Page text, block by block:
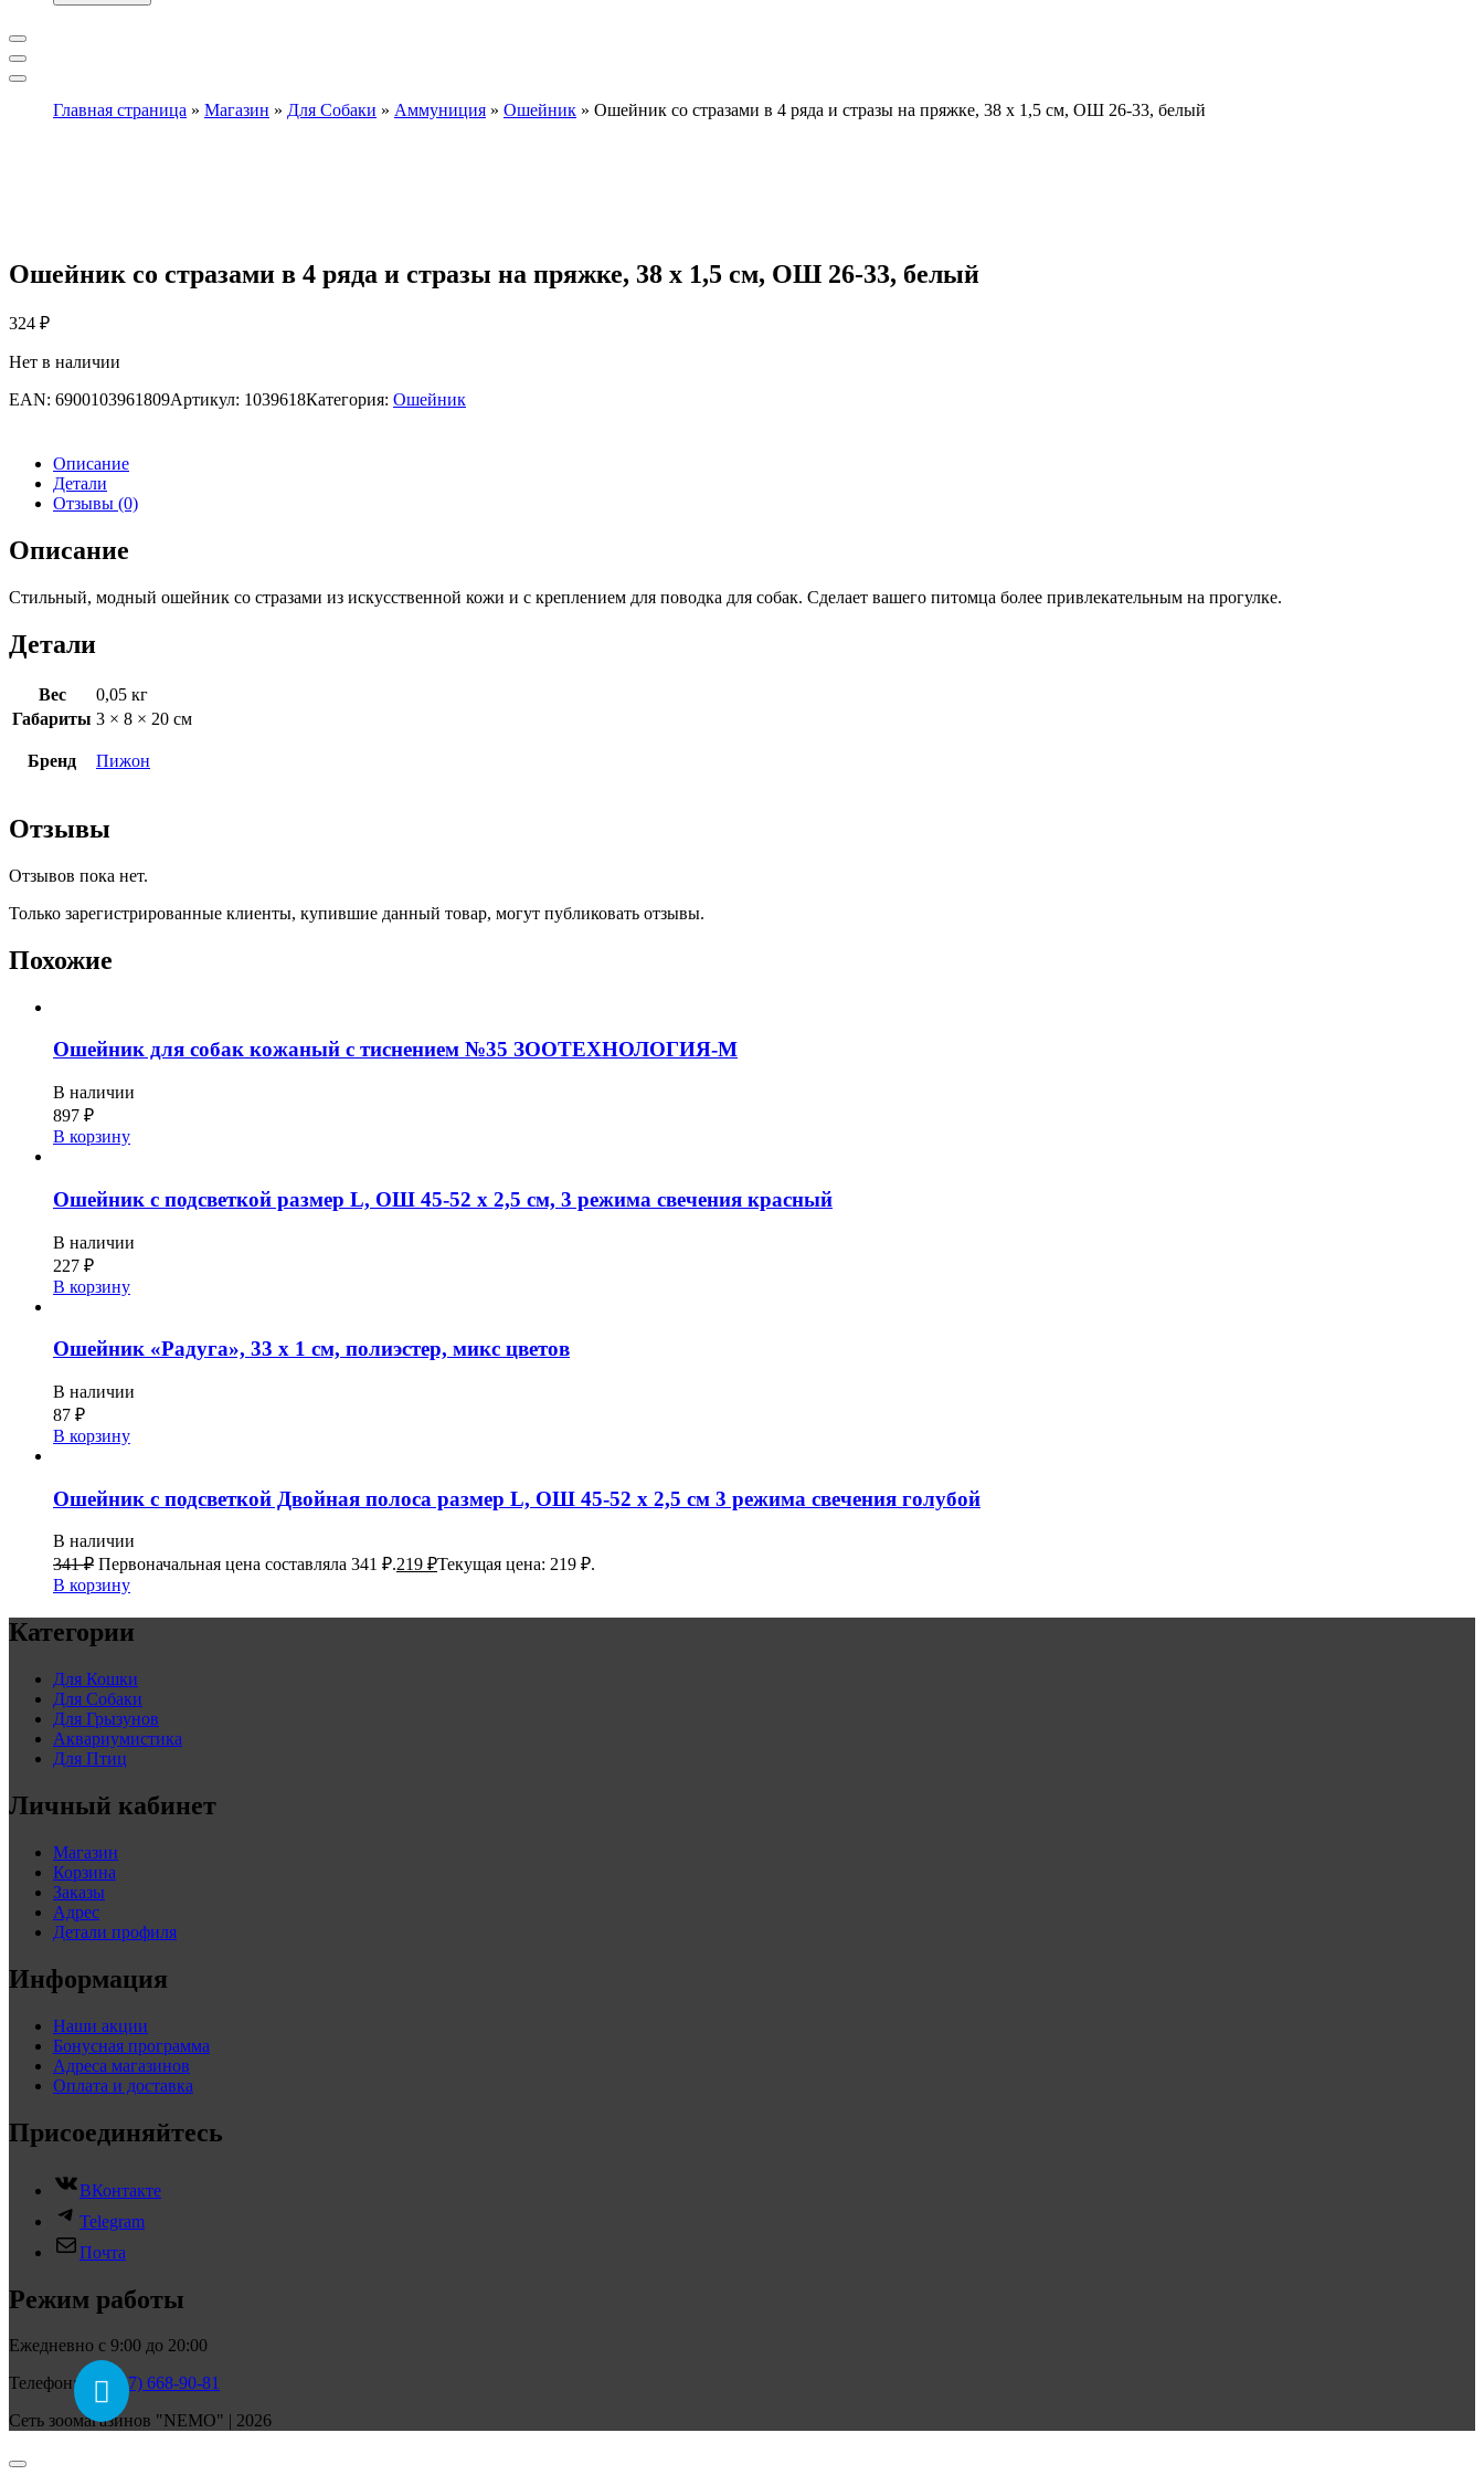
Главная страница » Магазин » Для Собаки » Аммуниция » Ошейник » Ошейник со стразами в 4 ряда и стразы на пряжке, 38 х 1,5 см, ОШ 26-33, белый
Ошейник со стразами в 4 ряда и стразы на пряжке, 38 х 1,5 см, ОШ 26-33, белый
324 ₽
Нет в наличии
EAN: 6900103961809Артикул: 1039618Категория: Ошейник
Описание
Детали
Отзывы (0)
Описание
Стильный, модный ошейник со стразами из искусственной кожи и с креплением для поводка для собак. Сделает вашего питомца более привлекательным на прогулке.
Детали
Вес
0,05 кг
Габариты 3 × 8 × 20 см
Бренд Пижон
Отзывы
Отзывов пока нет.
Только зарегистрированные клиенты, купившие данный товар, могут публиковать отзывы.
Похожие
Ошейник для собак кожаный с тиснением №35 ЗООТЕХНОЛОГИЯ-М
В наличии
897 ₽
В корзину
Ошейник с подсветкой размер L, ОШ 45-52 х 2,5 см, 3 режима свечения красный
В наличии
227 ₽
В корзину
Ошейник «Радуга», 33 х 1 см, полиэстер, микс цветов
В наличии
87 ₽
В корзину
Ошейник с подсветкой Двойная полоса размер L, ОШ 45-52 х 2,5 см 3 режима свечения голубой
В наличии
341₽ Первоначальная цена составляла 341 ₽.219 ₽Текущая цена: 219 ₽.
В корзину
Категории
Для Кошки
Для Собаки
Для Грызунов
Аквариумистика
Для Птиц
Личный кабинет
Магазин
Корзина
Заказы
Адрес
Детали профиля
Информация
Наши акции
Бонусная программа
Адреса магазинов
Оплата и доставка
Присоединяйтесь
ВКонтакте
Telegram
Почта
Режим работы
Ежедневно с 9:00 до 20:00
Телефон:
+7 (927) 668-90-81
Сеть зоомагазинов "NEMO" | 2026